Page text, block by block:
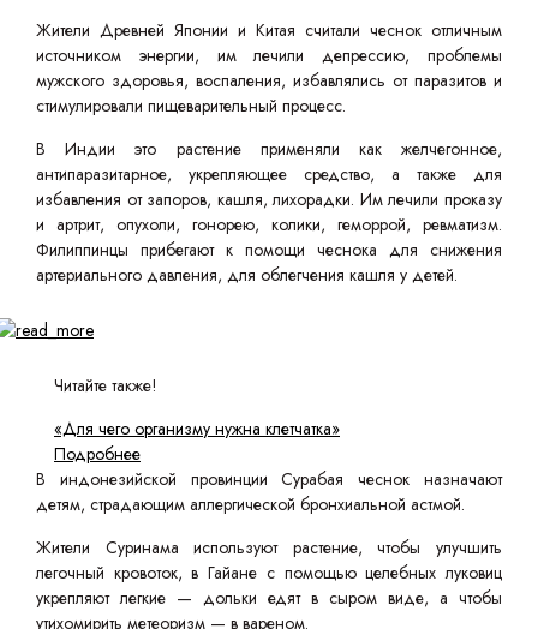
Жители Древней Японии и Китая считали чеснок отличным
источником энергии, им лечили депрессию, проблемы
мужского здоровья, воспаления, избавлялись от паразитов и
стимулировали пищеварительный процесс.
В Индии это растение применяли как желчегонное,
антипаразитарное, укрепляющее средство, а также для
избавления от запоров, кашля, лихорадки. Им лечили проказу
и артрит, опухоли, гонорею, колики, геморрой, ревматизм.
Филиппинцы прибегают к помощи чеснока для снижения
артериального давления, для облегчения кашля у детей.
Читайте также!
«Для чего организму нужна клетчатка»
Подробнее
В индонезийской провинции Сурабая чеснок назначают
детям, страдающим аллергической бронхиальной астмой.
Жители Суринама используют растение, чтобы улучшить
легочный кровоток, в Гайане с помощью целебных луковиц
укрепляют легкие — дольки едят в сыром виде, а чтобы
утихомирить метеоризм — в вареном.